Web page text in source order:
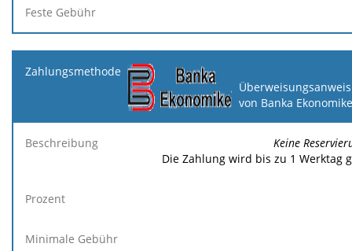
von Banka Ekonomike
Keine
Die Zahlung wird bis zu 1 Werktag